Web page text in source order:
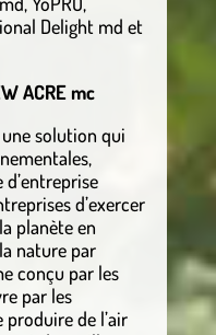
Delight md et
ACRE mc
solution qui
d’exercer
planète en
nature par
conçu par les
par les
de l’air